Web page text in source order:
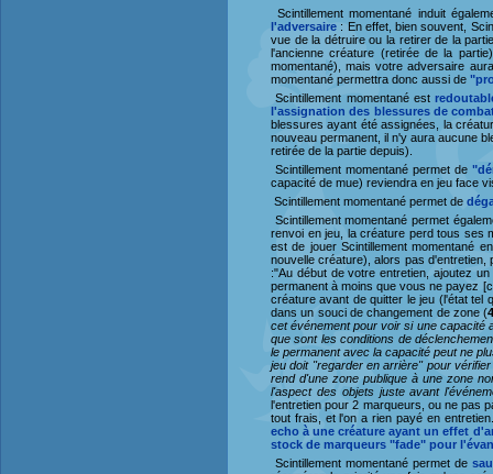
Scintillement momentané induit
l'adversaire : En effet, bien souvent,
vue de la détruire ou la retirer de la
l'ancienne créature (retirée de la
momentané), mais votre adversaire
momentané permettra donc aussi de
Scintillement momentané est
l'assignation des blessures de
blessures ayant été assignées, la
nouveau permanent, il n'y aura aucune
retirée de la partie depuis).
Scintillement momentané permet de
capacité de mue) reviendra en jeu face
Scintillement momentané permet de
Scintillement momentané permet
renvoi en jeu, la créature perd tous ses
est de jouer Scintillement momentané
nouvelle créature), alors pas
:"Au début de votre entretien, ajoutez
permanent à moins que vous ne payez
créature avant de quitter le jeu (l'état tel
dans un souci de changement de zone (
cet événement pour voir si une capacité
que sont les conditions de
le permanent avec la capacité peut ne
jeu doit "regarder en arrière" pour
rend d'une zone publique à une zone
l'aspect des objets juste avant
l'entretien pour 2 marqueurs, ou ne pas
tout frais, et l'on a rien payé en
echo à une créature ayant un effet
stock de marqueurs "fade" pour
Scintillement momentané permet de